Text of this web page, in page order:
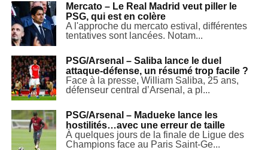
Mercato – Le Real Madrid veut piller le
PSG, qui est en colère
A l'approche du mercato estival, différentes
tentatives sont lancées. Notam...
PSG/Arsenal – Saliba lance le duel
attaque-défense, un résumé trop facile ?
Face à la presse, William Saliba, 25 ans,
défenseur central d’Arsenal, a pl...
PSG/Arsenal – Madueke lance les
hostilités…avec une erreur de taille
À quelques jours de la finale de Ligue des
Champions face au Paris Saint-Ge...